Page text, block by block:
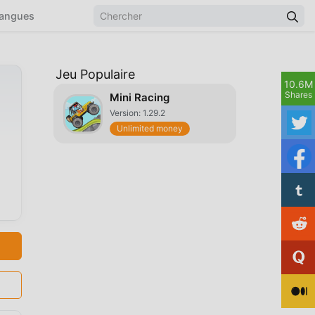
Jeu Populaire
Mini Racing
Version: 1.29.2
Unlimited money
10.6M
Shares